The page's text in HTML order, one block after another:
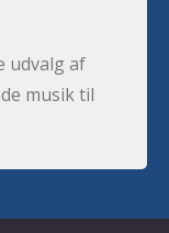
udvalg af
musik til